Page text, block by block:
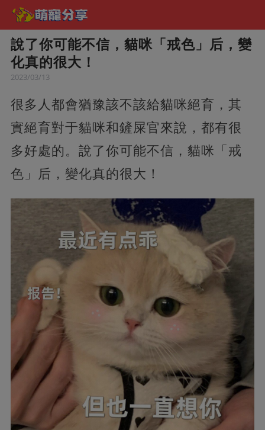
說了你可能不信，貓咪「戒色」后，變
化真的很大！
2023/03/13
很多人都會猶豫該不該給貓咪絕育，其
實絕育對于貓咪和鏟屎官來說，都有很
多好處的。說了你可能不信，貓咪「戒
色」后，變化真的很大！